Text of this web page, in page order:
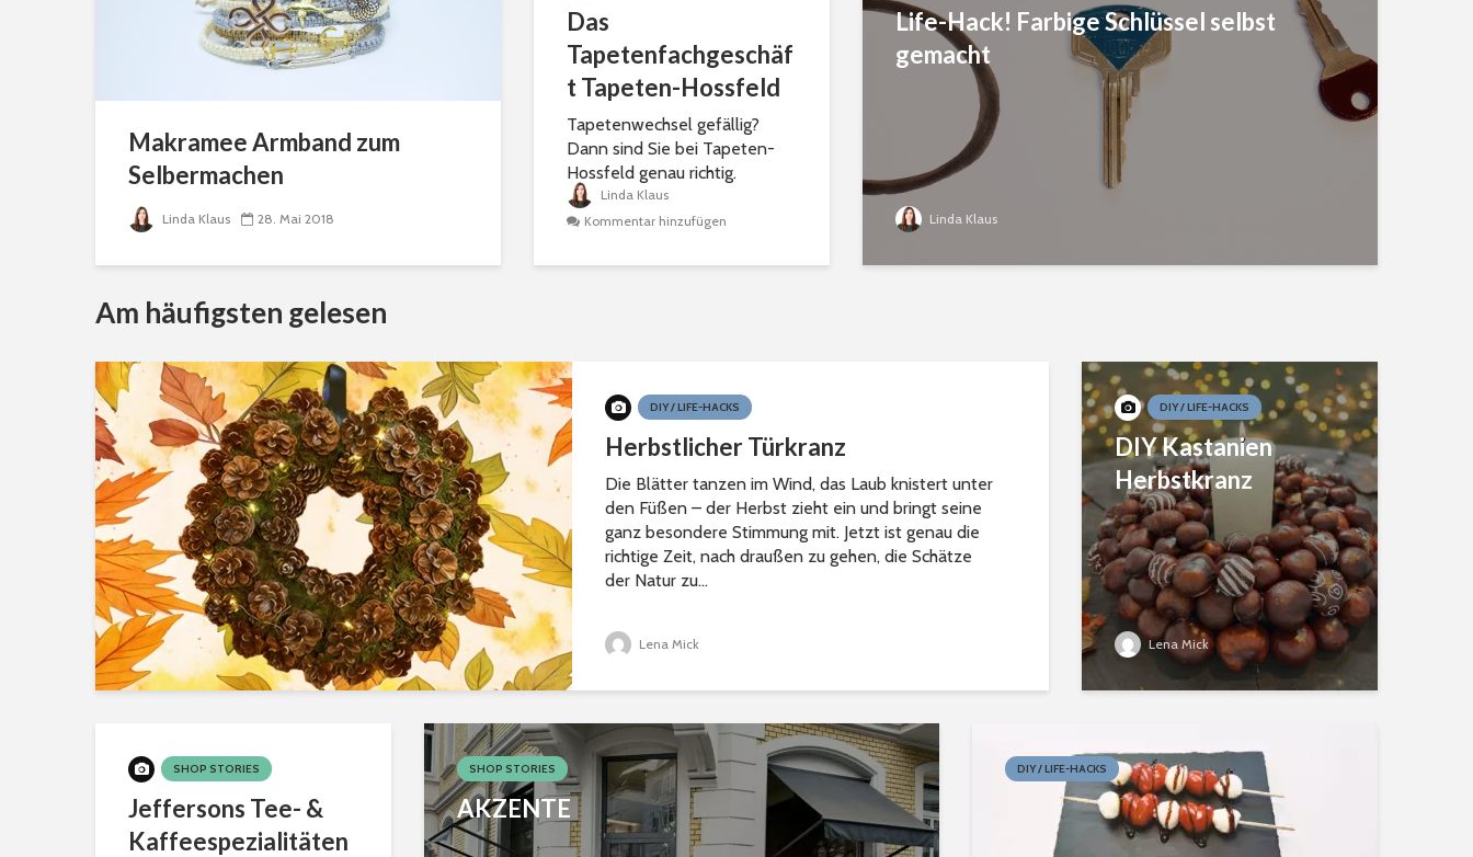
Makramee Armband zum
Selbermachen
Linda Klaus 28. Mai 2018
Das
Tapetenfachgeschäf
t Tapeten-Hossfeld
Tapetenwechsel gefällig?
Dann sind Sie bei Tapeten-
Hossfeld genau richtig.
Linda Klaus
Kommentar hinzufügen
Life-Hack! Farbige Schlüssel selbst
gemacht
Linda Klaus
Am häufigsten gelesen
DIY / LIFE-HACKS
Herbstlicher Türkranz
Die Blätter tanzen im Wind, das Laub knistert unter
den Füßen – der Herbst zieht ein und bringt seine
ganz besondere Stimmung mit. Jetzt ist genau die
richtige Zeit, nach draußen zu gehen, die Schätze
der Natur zu...
Lena Mick
DIY / LIFE-HACKS
DIY Kastanien
Herbstkranz
Lena Mick
SHOP STORIES
Jeffersons Tee- &
Kaffeespezialitäten
SHOP STORIES
AKZENTE
DIY / LIFE-HACKS